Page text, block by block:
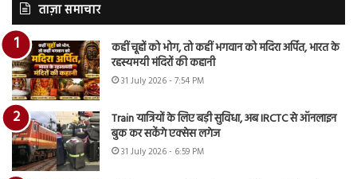
ताज़ा समाचार
कहीं चूहों को भोग, तो कहीं भगवान को मदिरा अर्पित, भारत के
रहस्यमयी मंदिरों की कहानी
31 July 2026 - 7:54 PM
Train यात्रियों के लिए बड़ी सुविधा, अब IRCTC से ऑनलाइन
बुक कर सकेंगे एक्सेस लगेज
31 July 2026 - 6:59 PM